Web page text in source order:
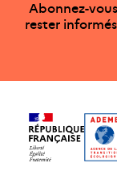
Abonnez-
rester